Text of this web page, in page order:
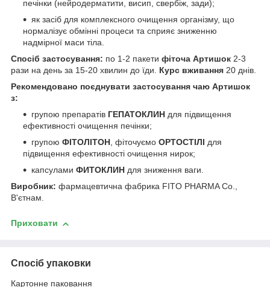
печінки (нейродерматити, висип, свербіж, зади);
як засіб для комплексного очищення організму, що
нормалізує обмінні процеси та сприяє зниженню
надмірної маси тіла.
Спосіб застосування: по 1-2 пакети фіточа Артишок 2-3
рази на день за 15-20 хвилин до їди. Курс вживання 20 днів.
Рекомендовано поєднувати застосування чаю Артишок
з:
групою препаратів ГЕПАТОКЛИН для підвищення
ефективності очищення печінки;
групою ФІТОЛІТОН, фіточуємо ОРТОСТІЛІ для
підвищення ефективності очищення нирок;
капсулами ФИТОКЛИН для зниження ваги.
Виробник: фармацевтична фабрика FITO PHARMA Co.,
В'єтнам.
Приховати
Спосіб упаковки
Картонне паковання